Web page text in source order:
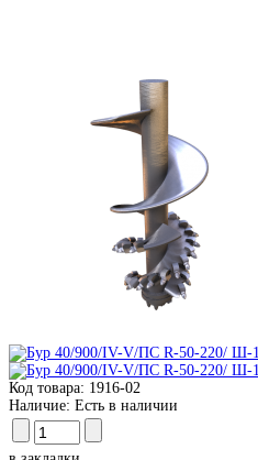
Код товара: 1916-02
Наличие: Есть в наличии